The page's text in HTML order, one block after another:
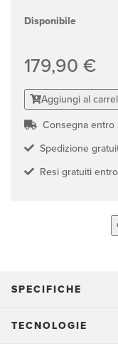
Disponibile
179,90 €
Aggiungi al
Consegna entro
Spedizione
Resi gratuiti
SPECIFICHE
TECNOLOGIE